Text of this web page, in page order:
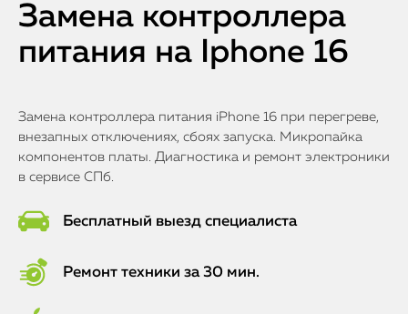
Замена контроллера
питания на Iphone 16
Замена контроллера питания iPhone 16 при перегреве,
внезапных отключениях, сбоях запуска. Микропайка
компонентов платы. Диагностика и ремонт электроники
в сервисе СПб.
Бесплатный выезд специалиста
Ремонт техники за 30 мин.